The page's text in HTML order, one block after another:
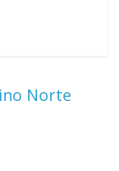
Norte